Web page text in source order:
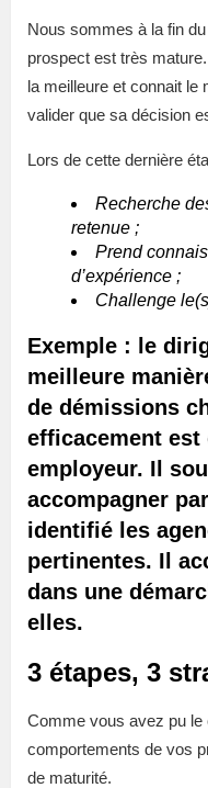
Nous sommes à la fin
prospect est très
la meilleure et connait le
valider que sa décision
Lors de cette dernière
Recherche
retenue ;
Prend
d’expérience ;
Challenge
Exemple : le
meilleure
de démissions
efficacement
employeur. Il
accompagner
identifié les
pertinentes. Il
dans une
elles.
3 étapes, 3
Comme vous avez pu le
comportements de vos
de maturité.